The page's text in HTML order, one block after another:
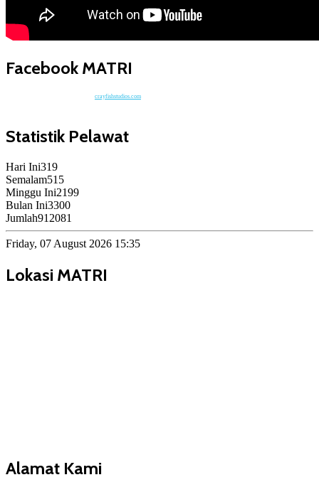
Facebook MATRI
crayfishstudios.com
Statistik Pelawat
Hari Ini319
Semalam515
Minggu Ini2199
Bulan Ini3300
Jumlah912081
Friday, 07 August 2026 15:35
Lokasi MATRI
Alamat Kami